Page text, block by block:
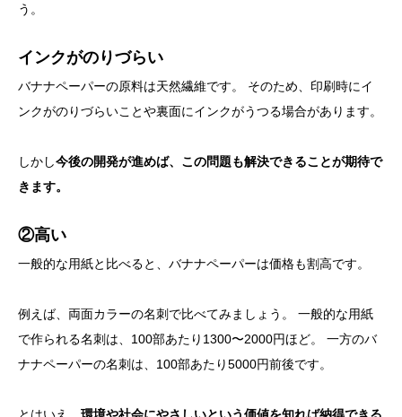
う。
インクがのりづらい
バナナペーパーの原料は天然繊維です。 そのため、印刷時にイ
ンクがのりづらいことや裏面にインクがうつる場合があります。
しかし今後の開発が進めば、この問題も解決できることが期待で
きます。
②高い
一般的な用紙と比べると、バナナペーパーは価格も割高です。
例えば、両面カラーの名刺で比べてみましょう。 一般的な用紙
で作られる名刺は、100部あたり1300〜2000円ほど。 一方のバ
ナナペーパーの名刺は、100部あたり5000円前後です。